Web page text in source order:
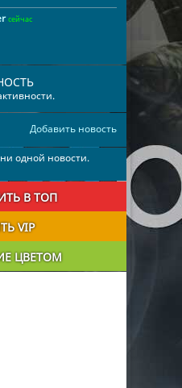
сейчас
Добавить новость
одной новости.
В ТОП
VIP
ЦВЕТОМ